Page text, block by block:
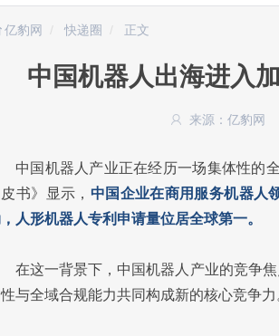
亿豹网 快递圈 正文
中国机器人出海进入
来源：亿豹网
中国机器人产业正在经历一场集体性的
书》显示， 中国企业在商用服务机器人
人形机器人专利申请量位居全球第一。
在这一背景下，中国机器人产业的竞争
与全域合规能力共同构成新的核心竞争力